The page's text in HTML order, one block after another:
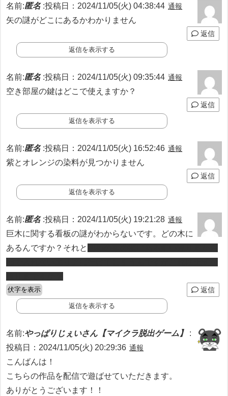
名前:匿名:投稿日：2024/11/05(火) 04:38:44 通報
矢の謎がどこにあるかわかりません
返信
返信を表示する
名前:匿名:投稿日：2024/11/05(火) 09:35:44 通報
空き部屋の鍵はどこで使えますか？
返信
返信を表示する
名前:匿名:投稿日：2024/11/05(火) 16:52:46 通報
紫とオレンジの染料が見つかりません
返信
返信を表示する
名前:匿名:投稿日：2024/11/05(火) 19:21:28 通報
巨木に関する看板の謎がわからないです。どの木に
あるんですか？それと
伏字を表示 返信
返信を表示する
名前:やっぱりじぇいさん【マイクラ脱出ゲーム】
:
投稿日：2024/11/05(火) 20:29:36 通報
こんばんは！
こちらの作品を配信で遊ばせていただきます。
ありがとうございます！！